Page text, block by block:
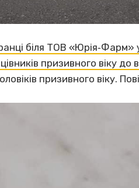
біля ТОВ
призивного віку до
призивного віку.